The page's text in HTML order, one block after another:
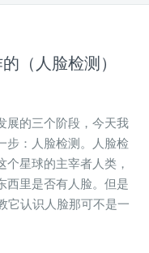
（人脸检测）
展的三个阶段，今天我
步：人脸检测。人脸检
星球的主宰者人类，
西里是否有人脸。但是
它认识人脸那可不是一